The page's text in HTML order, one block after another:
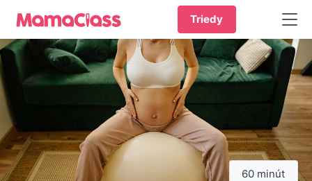
Triedy
60 minút